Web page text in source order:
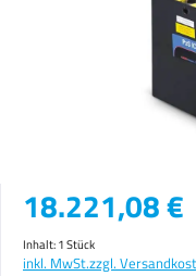
Verkaufspreis:
18.221,08 €
Inhalt:1 Stück
inkl. MwSt.zzgl.